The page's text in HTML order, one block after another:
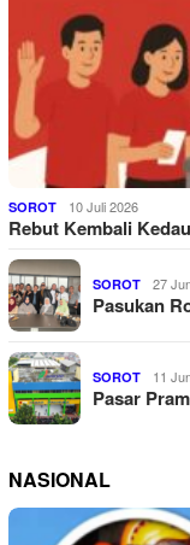
SOROT 10 Juli 2026
Rebut Kembali
SOROT 27
Pasukan
SOROT 11
Pasar
NASIONAL